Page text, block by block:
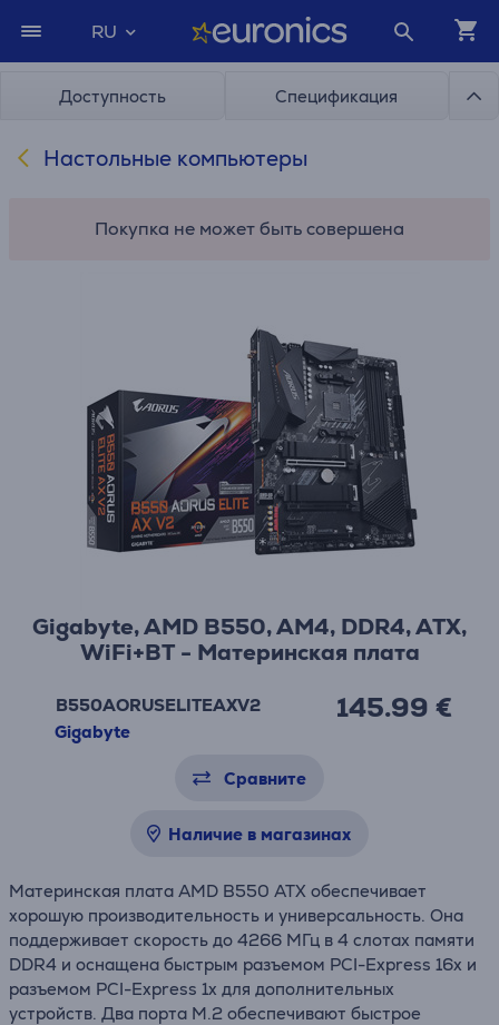
RU
Доступность Спецификация
Настольные компьютеры
Покупка не может быть совершена
Gigabyte, AMD B550, AM4, DDR4, ATX,
WiFi+BT - Материнская плата
B550AORUSELITEAXV2
Gigabyte
145.99 €
Сравните
Наличие в магазинах
Материнская плата AMD B550 ATX обеспечивает
хорошую производительность и универсальность. Она
поддерживает скорость до 4266 МГц в 4 слотах памяти
DDR4 и оснащена быстрым разъемом PCI-Express 16x и
разъемом PCI-Express 1x для дополнительных
устройств. Два порта M.2 обеспечивают быстрое